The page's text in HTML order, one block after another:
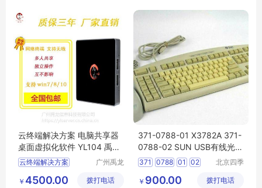
云终端解决方案 电脑共享器
桌面虚拟化软件 YL104 禹龙
云
云终端解决方案
云终端机
广州禹龙
有限公司
￥ 4500.00 拨打电话
371-0788-01 X3782A 371-
0788-02 SUN USB有线光电
鼠标
371 0788 01
02
北京四季
有限公司
￥ 900.00 拨打电话